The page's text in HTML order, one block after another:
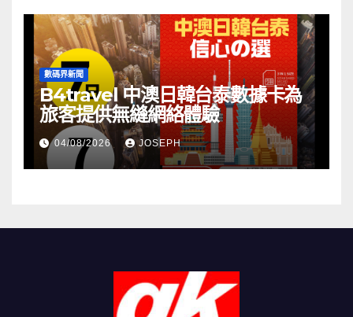
數碼界新聞
B4travel 中澳日韓台泰數據卡為
旅客提供無縫網絡體驗
04/08/2026 JOSEPH